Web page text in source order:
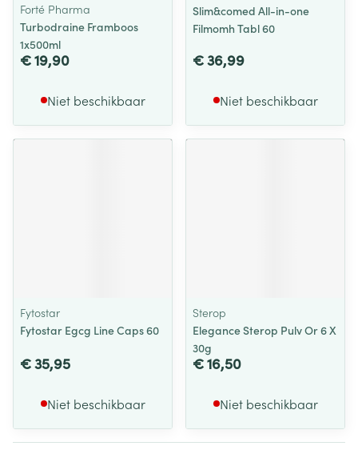
Forté Pharma
Turbodraine Framboos
1x500ml
€ 19,90
Niet beschikbaar
Slim&comed All-in-one
Filmomh Tabl 60
€ 36,99
Niet beschikbaar
Fytostar
Fytostar Egcg Line Caps 60
€ 35,95
Niet beschikbaar
Sterop
Elegance Sterop Pulv Or 6 X
30g
€ 16,50
Niet beschikbaar